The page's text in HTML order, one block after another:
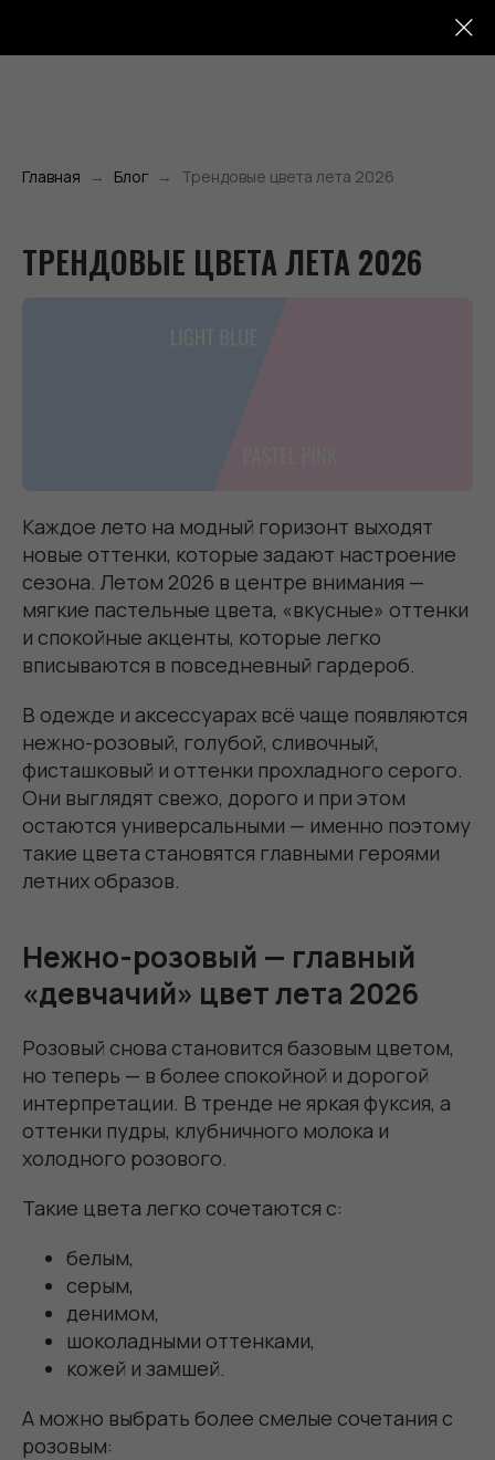
Главная Блог Трендовые цвета лета 2026
ТРЕНДОВЫЕ ЦВЕТА ЛЕТА 2026
Каждое лето на модный горизонт выходят
новые оттенки, которые задают настроение
сезона. Летом 2026 в центре внимания —
мягкие пастельные цвета, «вкусные» оттенки
и спокойные акценты, которые легко
вписываются в повседневный гардероб.
В одежде и аксессуарах всё чаще появляются
нежно-розовый, голубой, сливочный,
фисташковый и оттенки прохладного серого.
Они выглядят свежо, дорого и при этом
остаются универсальными — именно поэтому
такие цвета становятся главными героями
летних образов.
Нежно-розовый — главный
«девчачий» цвет лета 2026
Розовый снова становится базовым цветом,
но теперь — в более спокойной и дорогой
интерпретации. В тренде не яркая фуксия, а
оттенки пудры, клубничного молока и
холодного розового.
Такие цвета легко сочетаются с:
белым,
серым,
денимом,
шоколадными оттенками,
кожей и замшей.
А можно выбрать более смелые сочетания с
розовым: